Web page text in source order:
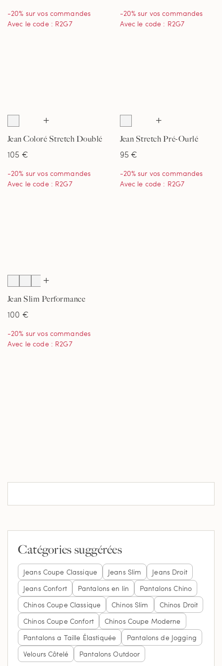
-20% sur vos commandes
Avec le code : R2G7
-20% sur vos commandes
Avec le code : R2G7
Jean Coloré Stretch Doublé
Pré-Ourlé, Homme
105 €
-20% sur vos commandes
Avec le code : R2G7
Jean Stretch Pré-Ourlé
Homme
95 €
-20% sur vos commandes
Avec le code : R2G7
Jean Slim Performance
Homme
100 €
-20% sur vos commandes
Avec le code : R2G7
Catégories suggérées
Jeans Coupe Classique Jeans Slim
Jeans Droit
Jeans Confort
Pantalons en lin
Pantalons Chino
Chinos Coupe Classique
Chinos Slim
Chinos Droit
Chinos Coupe Confort
Chinos Coupe Moderne
Pantalons a Taille Élastiquée
Pantalons de Jogging
Velours Côtelé
Pantalons Outdoor